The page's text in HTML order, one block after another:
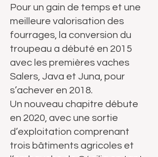
Pour un gain de temps et une
meilleure valorisation des
fourrages, la conversion du
troupeau a débuté en 2015
avec les premières vaches
Salers, Java et Juna, pour
s’achever en 2018.
Un nouveau chapitre débute
en 2020, avec une sortie
d’exploitation comprenant
trois bâtiments agricoles et